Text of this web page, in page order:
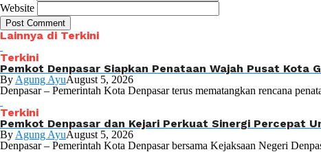
Website
Lainnya di Terkini
Terkini
Pemkot Denpasar Siapkan Penataan Wajah Pusat Kota
By Agung AyuAugust 5, 2026
Denpasar – Pemerintah Kota Denpasar terus mematangkan rencana
Terkini
Pemkot Denpasar dan Kejari Perkuat Sinergi Percepat
By Agung AyuAugust 5, 2026
Denpasar – Pemerintah Kota Denpasar bersama Kejaksaan Negeri